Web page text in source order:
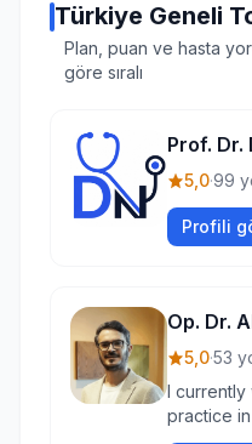
Plan, puan ve hasta
göre sıralı
Prof. Dr.
5,0·99
Profili
Op. Dr.
5,0·53
I currently
practice in